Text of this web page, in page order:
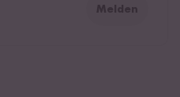
Melden